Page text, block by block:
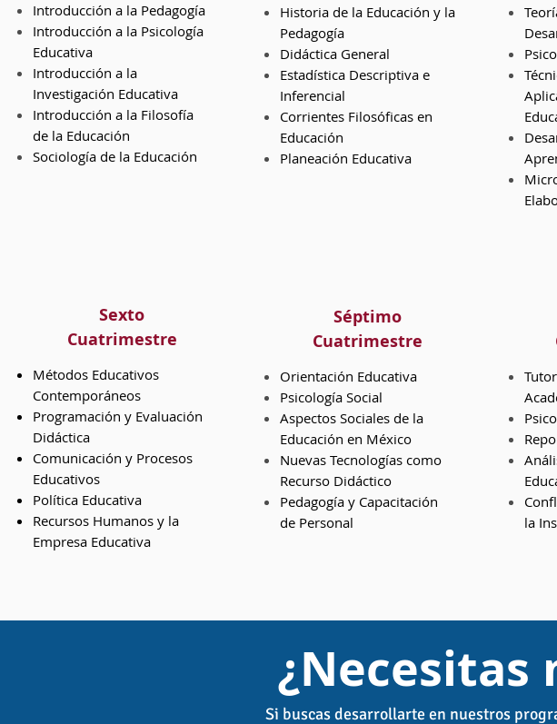
Introducción a la Pedagogía
Introducción a la Psicología
Educativa
Introducción a la
Investigación Educativa
Introducción a la Filosofía
de la Educación
Sociología de la Educación
Historia de la Educación y la
Pedagogía
Didáctica General
Estadística Descriptiva e
Inferencial
Corrientes Filosóficas en
Educación
Planeación Educativa
Sexto
Cuatrimestre
Métodos Educativos
Contemporáneos
Programación y Evaluación
Didáctica
Comunicación y Procesos
Educativos
Política Educativa
Recursos Humanos y la
Empresa Educativa
Séptimo
Cuatrimestre
Orientación Educativa
Psicología Social
Aspectos Sociales de la
Educación en México
Nuevas Tecnologías como
Recurso Didáctico
Pedagogía y Capacitación
de Personal
la
¿Necesitas
Si buscas desarrollarte en nuestros